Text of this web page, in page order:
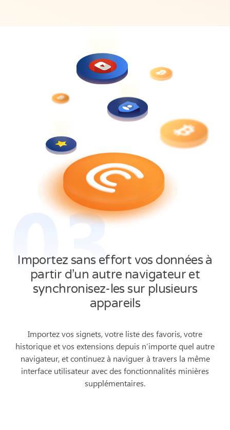
Importez sans effort vos données à
partir d’un autre navigateur et
synchronisez-les sur plusieurs
appareils
Importez vos signets, votre liste des favoris, votre
historique et vos extensions depuis n’importe quel autre
navigateur, et continuez à naviguer à travers la même
interface utilisateur avec des fonctionnalités minières
supplémentaires.
03